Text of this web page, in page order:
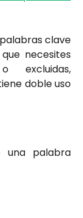
clave
necesites
excluidas,
doble uso
una palabra